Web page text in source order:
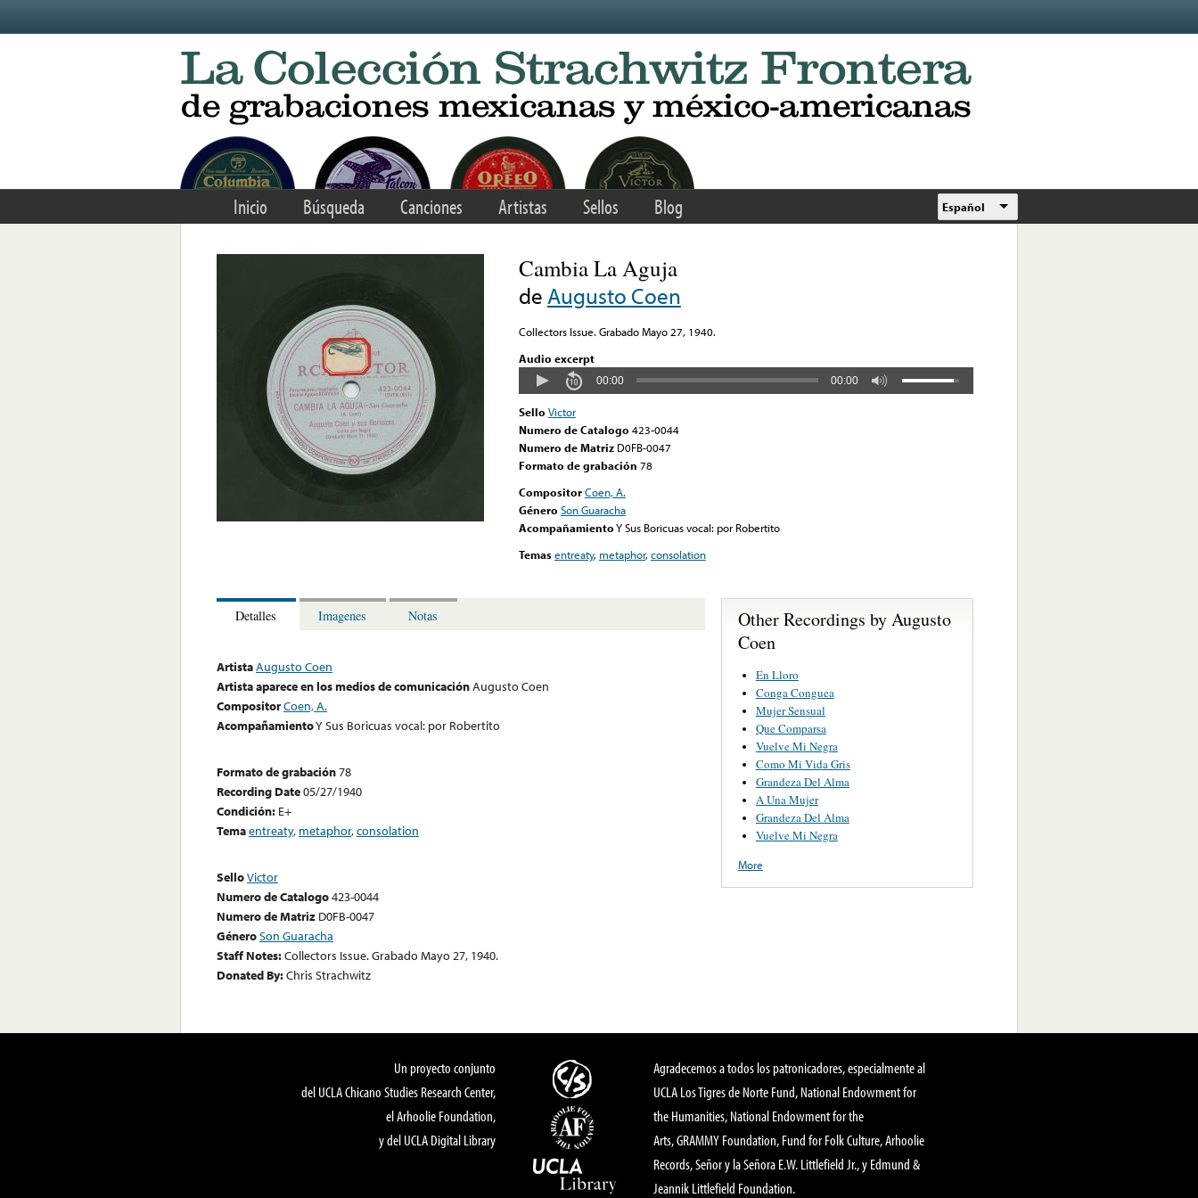
Inicio Búsqueda Canciones Artistas Sellos Blog Español
Cambia La Aguja
de Augusto Coen
Collectors Issue. Grabado Mayo 27, 1940.
Audio excerpt
00:00 00:00
Sello Victor
Numero de Catalogo 423-0044
Numero de Matriz D0FB-0047
Formato de grabación 78
CompositorCoen, A.
Género Son Guaracha
AcompañamientoY Sus Boricuas vocal: por Robertito
Temasentreaty, metaphor,consolation
Detalles Imagenes Notas
ArtistaAugusto Coen
Artista aparece en los medios de comunicaciónAugusto Coen
CompositorCoen, A.
AcompañamientoY Sus Boricuas vocal: por Robertito
Formato de grabación78
Recording Date05/27/1940
Condición: E+
Temaentreaty, metaphor,consolation
SelloVictor
Numero de Catalogo423-0044
Numero de Matriz D0FB-0047
GéneroSon Guaracha
Staff Notes:Collectors Issue. Grabado Mayo 27, 1940.
Donated By:Chris Strachwitz
Other Recordings by Augusto
Coen
En Lloro
Conga Conguea
Mujer Sensual
Que Comparsa
Vuelve Mi Negra
Como Mi Vida Gris
Grandeza Del Alma
A Una Mujer
Grandeza Del Alma
Vuelve Mi Negra
More
Un proyecto conjunto
del UCLA Chicano Studies Research Center,
el Arhoolie Foundation,
y del UCLA Digital Library
Agradecemos a todos los patronicadores, especialmente al
UCLA Los Tigres de Norte Fund, National Endowment for
the Humanities, National Endowment for the
Arts, GRAMMY Foundation, Fund for Folk Culture, Arhoolie
Records, Señor y la Señora E.W. Littlefield Jr., y Edmund &
Jeannik Littlefield Foundation.